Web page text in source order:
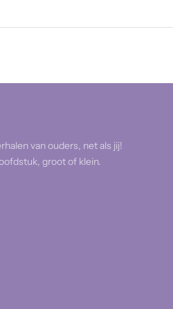
van ouders, net als jij!
groot of klein.